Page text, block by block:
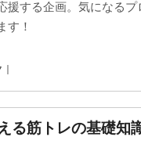
援する企画。気になるプ
す！
る筋トレの基礎知